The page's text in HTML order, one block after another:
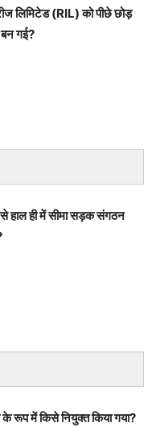
लिमिटेड (RIL) को पीछे छोड़
गई?
हाल ही में सीमा सड़क संगठन
रूप में किसे नियुक्त किया गया?